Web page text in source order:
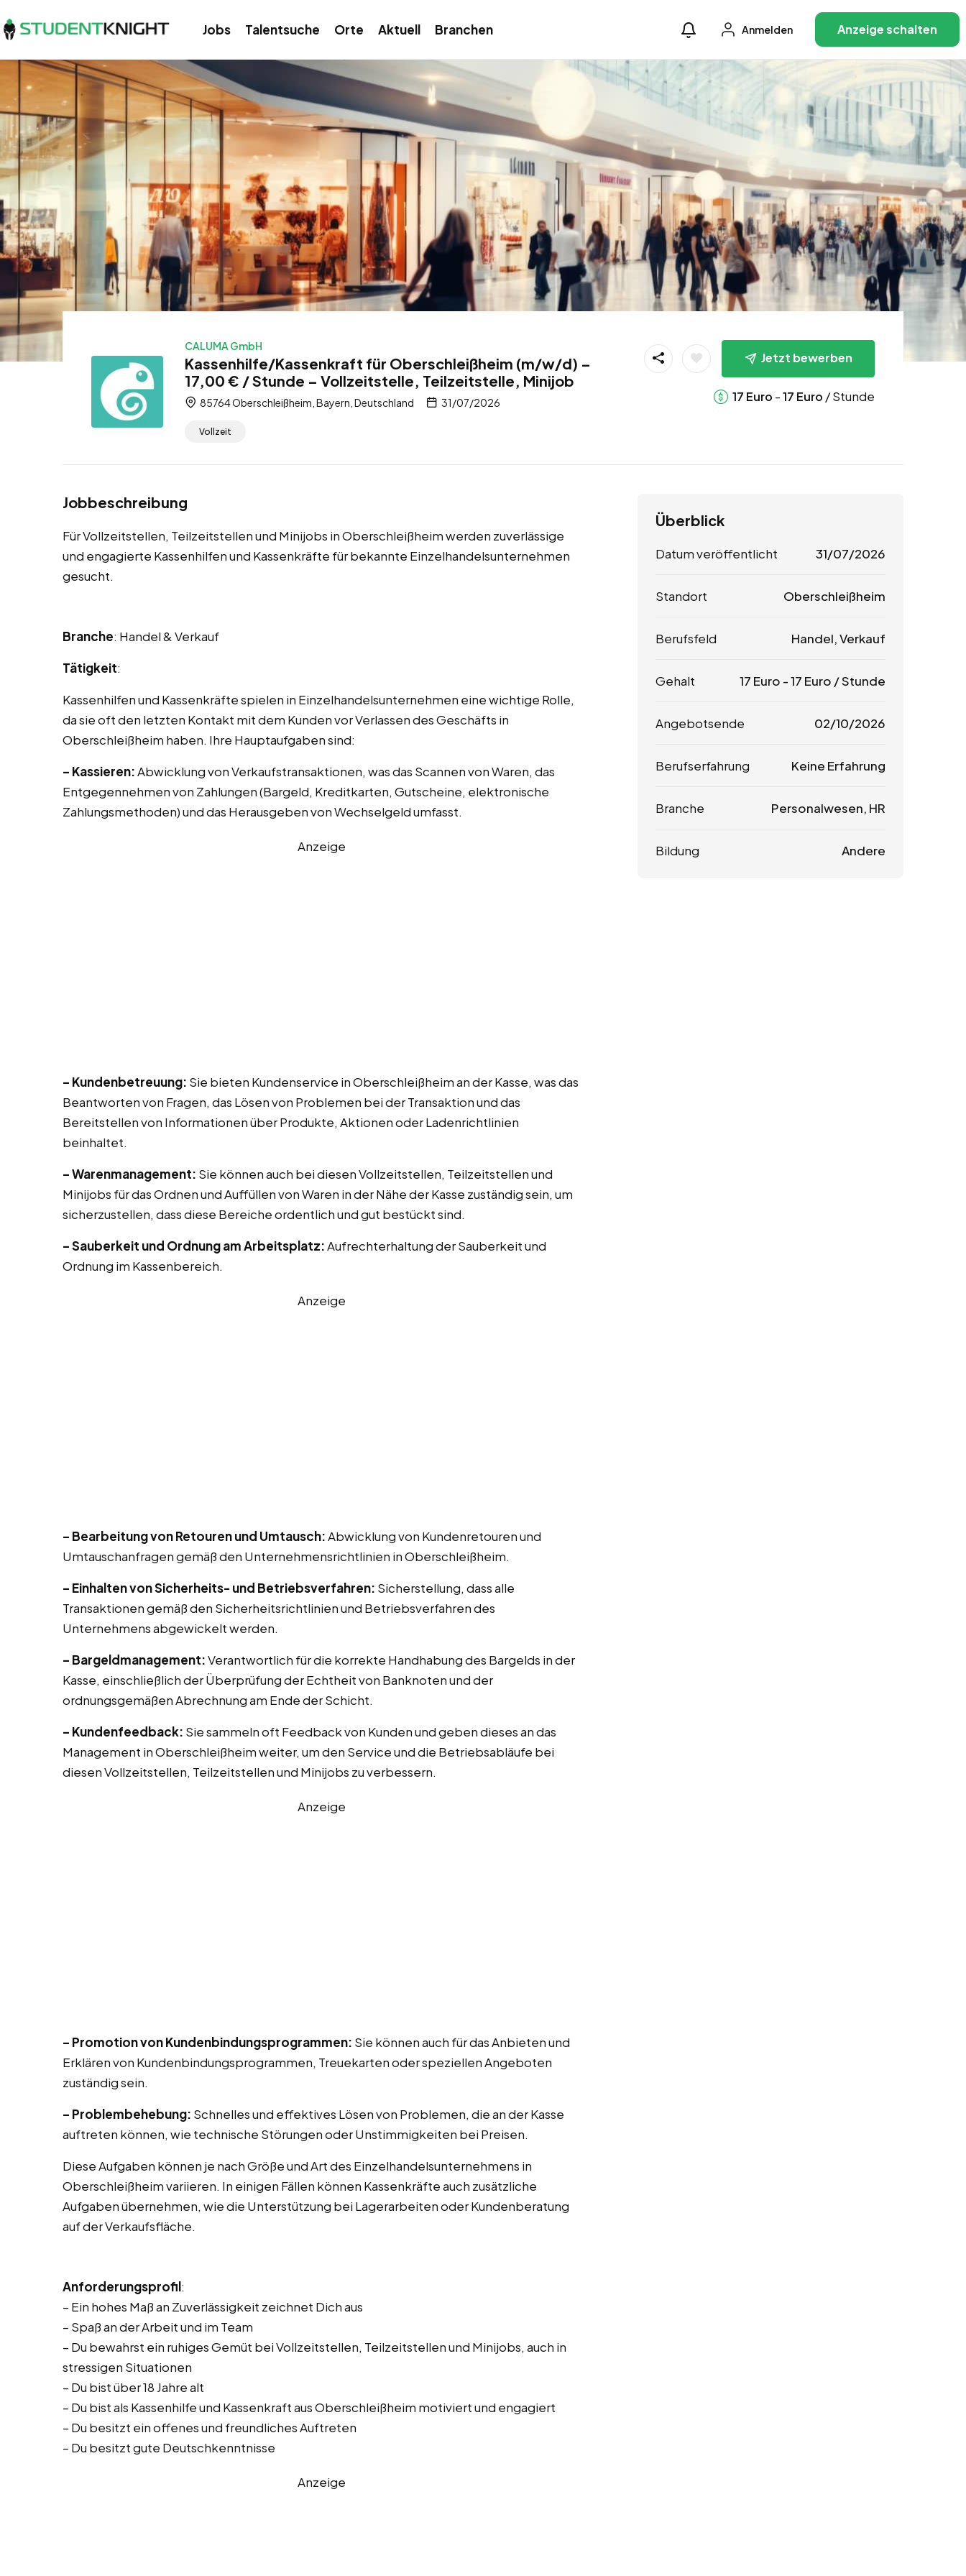
Jobs Talentsuche Orte Aktuell Branchen Anmelden Anzeige schalten
CALUMA GmbH
Kassenhilfe/Kassenkraft für Oberschleißheim (m/w/d) –
17,00 € / Stunde – Vollzeitstelle, Teilzeitstelle, Minijob
85764 Oberschleißheim, Bayern, Deutschland 31/07/2026
Vollzeit
Jetzt bewerben
17 Euro -17 Euro / Stunde
Jobbeschreibung
Für Vollzeitstellen, Teilzeitstellen und Minijobs in Oberschleißheim werden zuverlässige
und engagierte Kassenhilfen und Kassenkräfte für bekannte Einzelhandelsunternehmen
gesucht.
Branche: Handel & Verkauf
Tätigkeit:
Kassenhilfen und Kassenkräfte spielen in Einzelhandelsunternehmen eine wichtige Rolle,
da sie oft den letzten Kontakt mit dem Kunden vor Verlassen des Geschäfts in
Oberschleißheim haben. Ihre Hauptaufgaben sind:
– Kassieren:Abwicklung von Verkaufstransaktionen, was das Scannen von Waren, das
Entgegennehmen von Zahlungen (Bargeld, Kreditkarten, Gutscheine, elektronische
Zahlungsmethoden) und das Herausgeben von Wechselgeld umfasst.
Anzeige
– Kundenbetreuung: Sie bieten Kundenservice in Oberschleißheim an der Kasse, was das
Beantworten von Fragen, das Lösen von Problemen bei der Transaktion und das
Bereitstellen von Informationen über Produkte, Aktionen oder Ladenrichtlinien
beinhaltet.
– Warenmanagement: Sie können auch bei diesen Vollzeitstellen, Teilzeitstellen und
Minijobs für das Ordnen und Auffüllen von Waren in der Nähe der Kasse zuständig sein, um
sicherzustellen, dass diese Bereiche ordentlich und gut bestückt sind.
– Sauberkeit und Ordnung am Arbeitsplatz:Aufrechterhaltung der Sauberkeit und
Ordnung im Kassenbereich.
Anzeige
– Bearbeitung von Retouren und Umtausch:Abwicklung von Kundenretouren und
Umtauschanfragen gemäß den Unternehmensrichtlinien in Oberschleißheim.
– Einhalten von Sicherheits- und Betriebsverfahren: Sicherstellung, dass alle
Transaktionen gemäß den Sicherheitsrichtlinien und Betriebsverfahren des
Unternehmens abgewickelt werden.
– Bargeldmanagement:Verantwortlich für die korrekte Handhabung des Bargelds in der
Kasse, einschließlich der Überprüfung der Echtheit von Banknoten und der
ordnungsgemäßen Abrechnung am Ende der Schicht.
– Kundenfeedback: Sie sammeln oft Feedback von Kunden und geben dieses an das
Management in Oberschleißheim weiter, um den Service und die Betriebsabläufe bei
diesen Vollzeitstellen, Teilzeitstellen und Minijobs zu verbessern.
Anzeige
– Promotion von Kundenbindungsprogrammen: Sie können auch für das Anbieten und
Erklären von Kundenbindungsprogrammen, Treuekarten oder speziellen Angeboten
zuständig sein.
– Problembehebung: Schnelles und effektives Lösen von Problemen, die an der Kasse
auftreten können, wie technische Störungen oder Unstimmigkeiten bei Preisen.
Diese Aufgaben können je nach Größe und Art des Einzelhandelsunternehmens in
Oberschleißheim variieren. In einigen Fällen können Kassenkräfte auch zusätzliche
Aufgaben übernehmen, wie die Unterstützung bei Lagerarbeiten oder Kundenberatung
auf der Verkaufsfläche.
Anforderungsprofil:
– Ein hohes Maß an Zuverlässigkeit zeichnet Dich aus
– Spaß an der Arbeit und im Team
– Du bewahrst ein ruhiges Gemüt bei Vollzeitstellen, Teilzeitstellen und Minijobs, auch in
stressigen Situationen
– Du bist über 18 Jahre alt
– Du bist als Kassenhilfe und Kassenkraft aus Oberschleißheim motiviert und engagiert
– Du besitzt ein offenes und freundliches Auftreten
– Du besitzt gute Deutschkenntnisse
Anzeige
Überblick
Datum veröffentlicht 31/07/2026
Standort Oberschleißheim
Berufsfeld Handel, Verkauf
Gehalt 17 Euro -17 Euro / Stunde
Angebotsende 02/10/2026
Berufserfahrung Keine Erfahrung
Branche Personalwesen, HR
Bildung Andere